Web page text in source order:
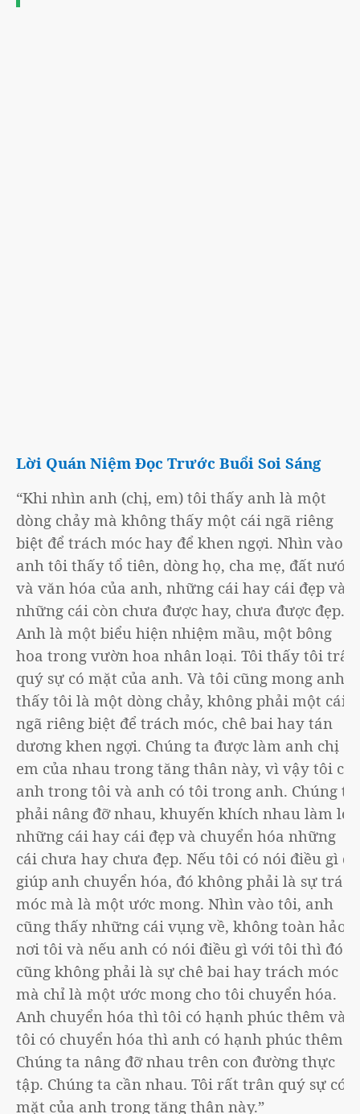
Lời Quán Niệm Đọc Trước Buổi Soi Sáng
“Khi nhìn anh (chị, em) tôi thấy anh là một
dòng chảy mà không thấy một cái ngã riêng
biệt để trách móc hay để khen ngợi. Nhìn vào
anh tôi thấy tổ tiên, dòng họ, cha mẹ, đất nước
và văn hóa của anh, những cái hay cái đẹp và
những cái còn chưa được hay, chưa được đẹp.
Anh là một biểu hiện nhiệm mầu, một bông
hoa trong vườn hoa nhân loại. Tôi thấy tôi trân
quý sự có mặt của anh. Và tôi cũng mong anh
thấy tôi là một dòng chảy, không phải một cái
ngã riêng biệt để trách móc, chê bai hay tán
dương khen ngợi. Chúng ta được làm anh chị
em của nhau trong tăng thân này, vì vậy tôi có
anh trong tôi và anh có tôi trong anh. Chúng ta
phải nâng đỡ nhau, khuyến khích nhau làm lớn
những cái hay cái đẹp và chuyển hóa những
cái chưa hay chưa đẹp. Nếu tôi có nói điều gì để
giúp anh chuyển hóa, đó không phải là sự trách
móc mà là một ước mong. Nhìn vào tôi, anh
cũng thấy những cái vụng về, không toàn hảo
nơi tôi và nếu anh có nói điều gì với tôi thì đó
cũng không phải là sự chê bai hay trách móc
mà chỉ là một ước mong cho tôi chuyển hóa.
Anh chuyển hóa thì tôi có hạnh phúc thêm và
tôi có chuyển hóa thì anh có hạnh phúc thêm.
Chúng ta nâng đỡ nhau trên con đường thực
tập. Chúng ta cần nhau. Tôi rất trân quý sự có
mặt của anh trong tăng thân này.”